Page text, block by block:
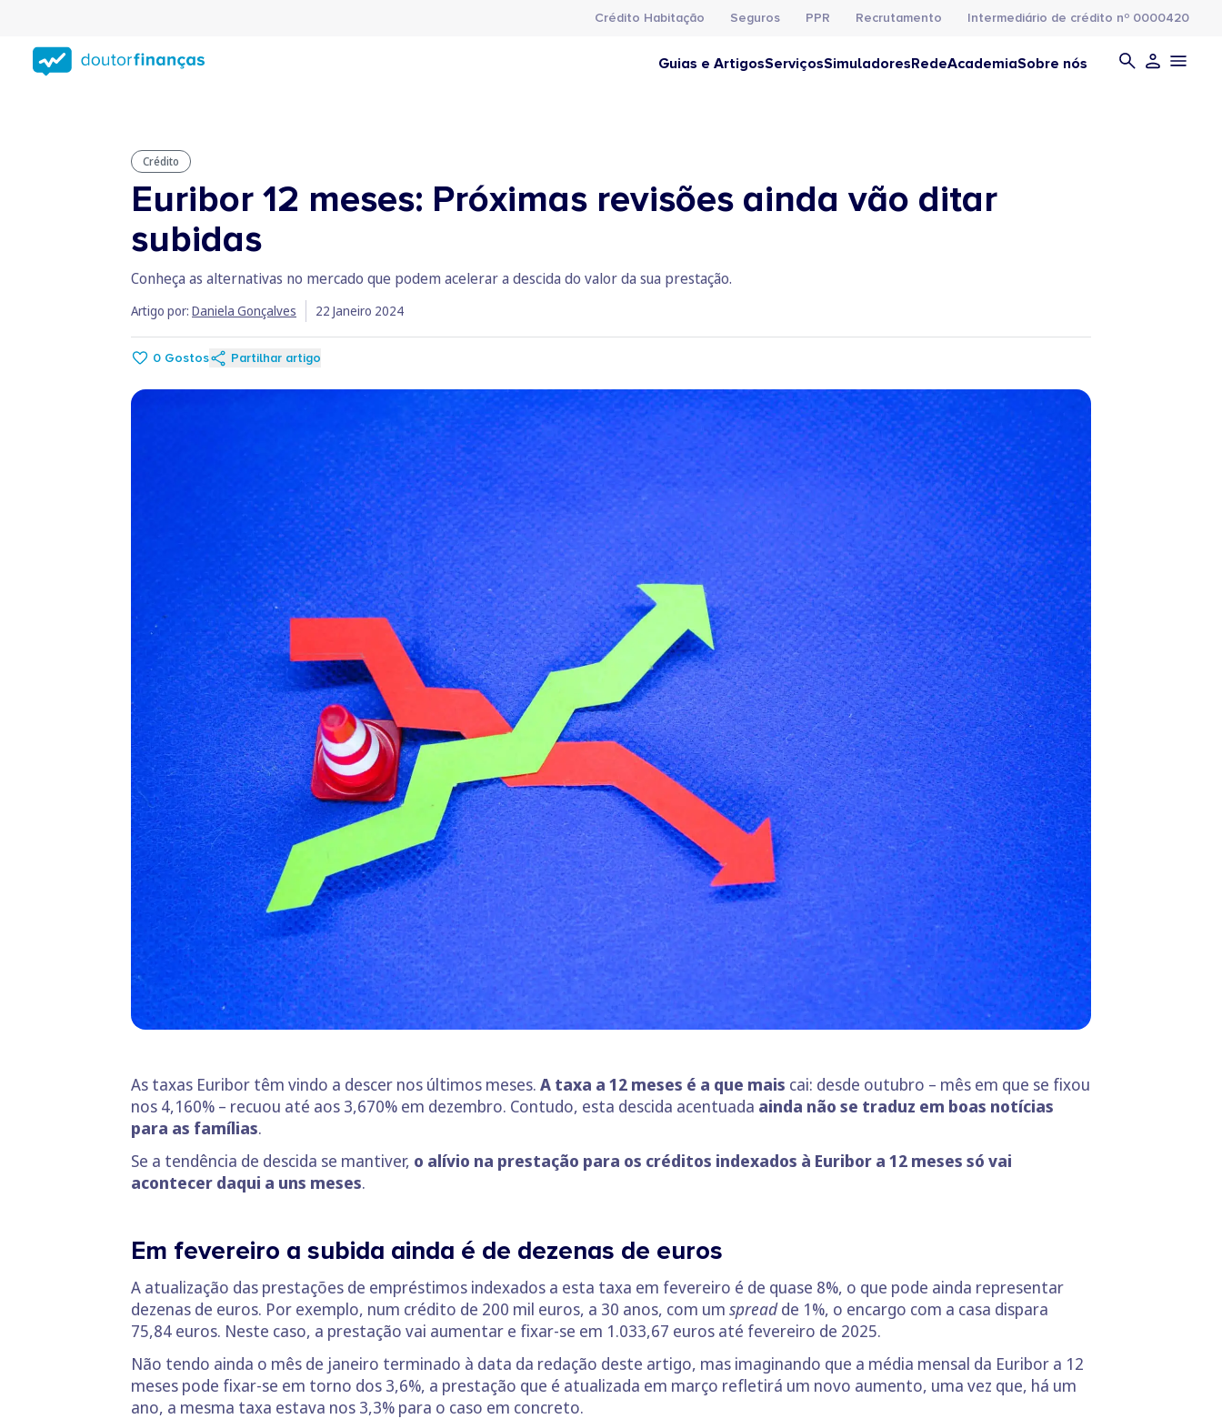
conteúdo
principal
Crédito Habitação Seguros PPR Recrutamento Intermediário de crédito nº 0000420
Guias e ArtigosServiçosSimuladoresRedeAcademiaSobre nós
Crédito
Euribor 12 meses: Próximas revisões ainda vão ditar
subidas
Conheça as alternativas no mercado que podem acelerar a descida do valor da sua prestação.
Artigo por: Daniela Gonçalves 22 Janeiro 2024
0 Gostos Partilhar artigo
As taxas Euribor têm vindo a descer nos últimos meses. A taxa a 12 meses é a que mais cai: desde outubro – mês em que se fixou
nos 4,160% – recuou até aos 3,670% em dezembro. Contudo, esta descida acentuada ainda não se traduz em boas notícias
para as famílias.
Se a tendência de descida se mantiver, o alívio na prestação para os créditos indexados à Euribor a 12 meses só vai
acontecer daqui a uns meses.
Em fevereiro a subida ainda é de dezenas de euros
A atualização das prestações de empréstimos indexados a esta taxa em fevereiro é de quase 8%, o que pode ainda representar
dezenas de euros. Por exemplo, num crédito de 200 mil euros, a 30 anos, com um spreadde 1%, o encargo com a casa dispara
75,84 euros. Neste caso, a prestação vai aumentar e fixar-se em 1.033,67 euros até fevereiro de 2025.
Não tendo ainda o mês de janeiro terminado à data da redação deste artigo, mas imaginando que a média mensal da Euribor a 12
meses pode fixar-se em torno dos 3,6%, a prestação que é atualizada em março refletirá um novo aumento, uma vez que, há um
ano, a mesma taxa estava nos 3,3% para o caso em concreto.